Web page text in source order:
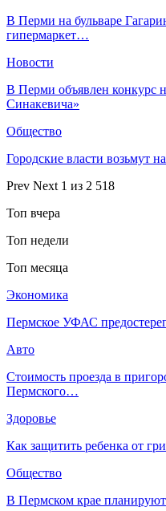
В Перми на бульваре
гипермаркет…
Новости
В Перми объявлен конкурс
Синакевича»
Общество
Городские власти возьмут
Prev Next 1 из 2 518
Топ вчера
Топ недели
Топ месяца
Экономика
Пермское УФАС
Авто
Стоимость проезда в
Пермского…
Здоровье
Как защитить ребенка от
Общество
В Пермском крае